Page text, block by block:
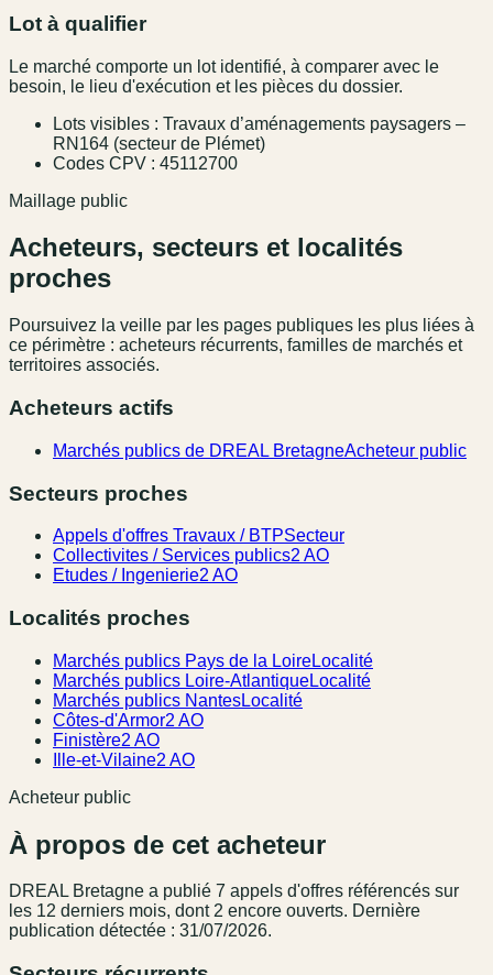
Lot à qualifier
Le marché comporte un lot identifié, à comparer avec le
besoin, le lieu d'exécution et les pièces du dossier.
Lots visibles : Travaux d’aménagements paysagers –
RN164 (secteur de Plémet)
Codes CPV : 45112700
Maillage public
Acheteurs, secteurs et localités
proches
Poursuivez la veille par les pages publiques les plus liées à
ce périmètre : acheteurs récurrents, familles de marchés et
territoires associés.
Acheteurs actifs
Marchés publics de DREAL BretagneAcheteur public
Secteurs proches
Appels d'offres Travaux / BTPSecteur
Collectivites / Services publics2 AO
Etudes / Ingenierie2 AO
Localités proches
Marchés publics Pays de la LoireLocalité
Marchés publics Loire-AtlantiqueLocalité
Marchés publics NantesLocalité
Côtes-d'Armor2 AO
Finistère2 AO
Ille-et-Vilaine2 AO
Acheteur public
À propos de cet acheteur
DREAL Bretagne a publié 7 appel s d'offres référencés sur
les 12 derniers mois, dont 2 encore ouverts. Dernière
publication détectée : 31/07/2026.